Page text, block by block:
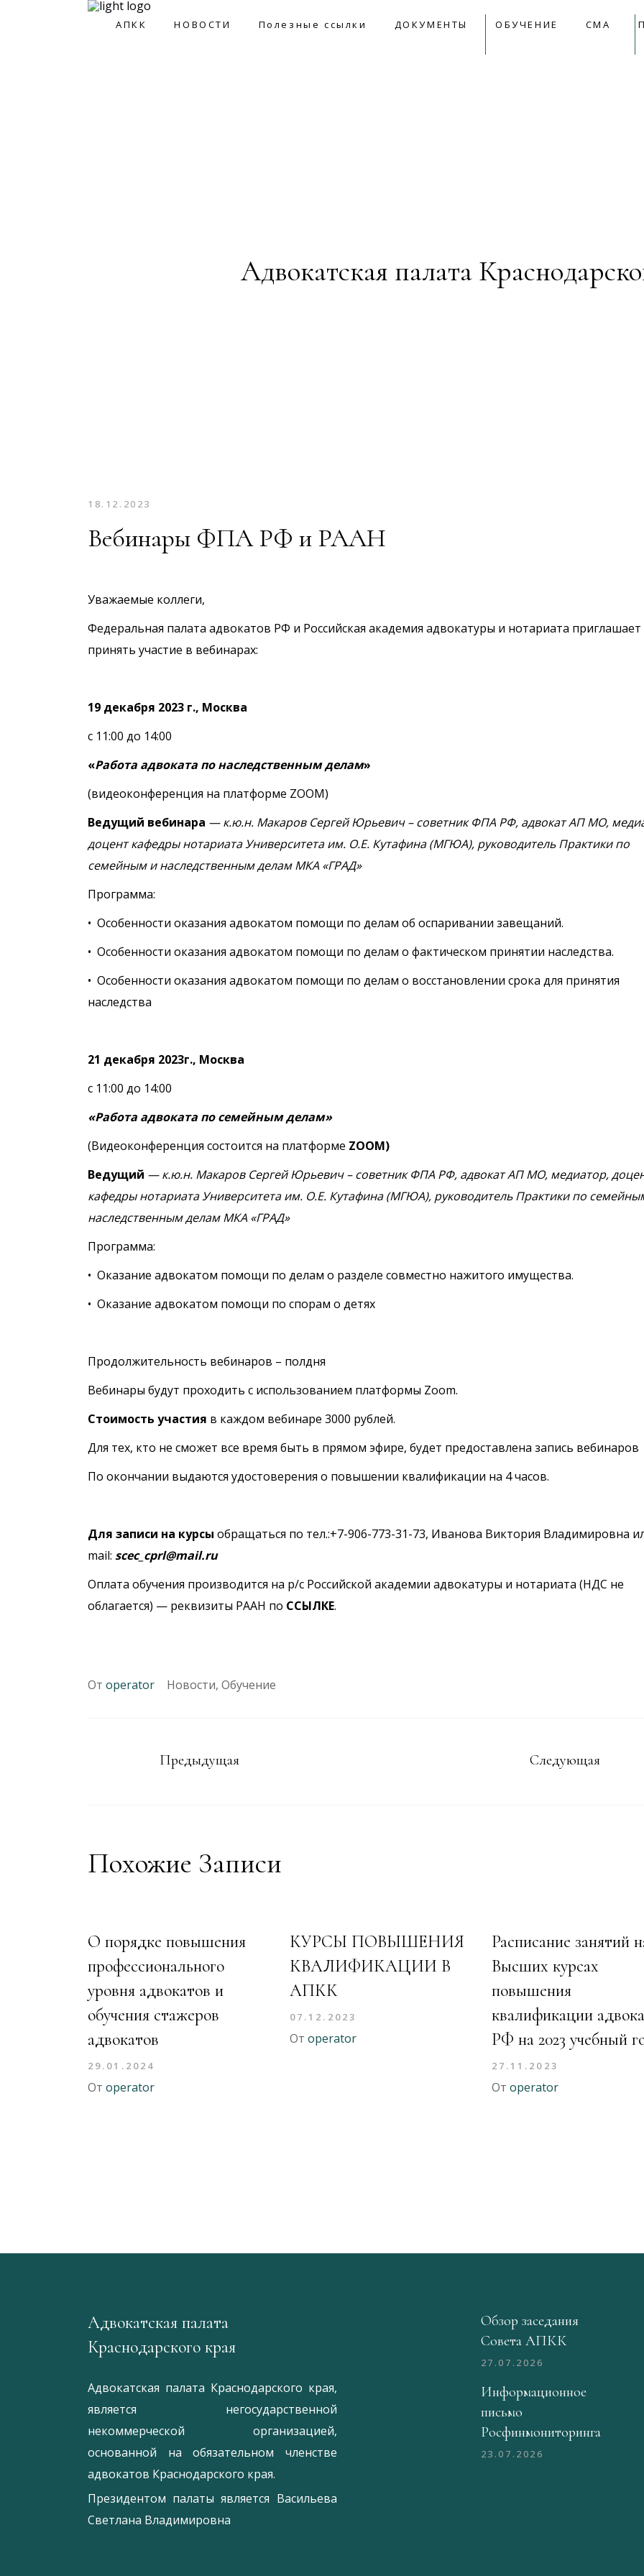
09:00 - 18:00 mail@apkk.ru
АПКК НОВОСТИ Полезные ссылки ДОКУМЕНТЫ ОБУЧЕНИЕ СМА
Адвокатская палата
18.12.2023
Вебинары ФПА РФ и РААН
Уважаемые коллеги,
Федеральная палата адвокатов РФ и Российская академия адвокатуры и нотариата приглашает
принять участие в вебинарах:
19 декабря 2023 г., Москва
с 11:00 до 14:00
«Работа адвоката по наследственным делам»
(видеоконференция на платформе ZOOM)
Ведущий вебинара — к.ю.н. Макаров Сергей Юрьевич – советник ФПА РФ, адвокат АП МО,
доцент кафедры нотариата Университета им. О.Е. Кутафина (МГЮА), руководитель Практики по
семейным и наследственным делам МКА «ГРАД»
Программа:
• Особенности оказания адвокатом помощи по делам об оспаривании завещаний.
• Особенности оказания адвокатом помощи по делам о фактическом принятии наследства.
• Особенности оказания адвокатом помощи по делам о восстановлении срока для принятия
наследства
21 декабря 2023г., Москва
с 11:00 до 14:00
«Работа адвоката по семейным делам»
(Видеоконференция состоится на платформе ZOOM)
Ведущий — к.ю.н. Макаров Сергей Юрьевич – советник ФПА РФ, адвокат АП МО, медиатор,
кафедры нотариата Университета им. О.Е. Кутафина (МГЮА), руководитель Практики по
наследственным делам МКА «ГРАД»
Программа:
• Оказание адвокатом помощи по делам о разделе совместно нажитого имущества.
• Оказание адвокатом помощи по спорам о детях
Продолжительность вебинаров – полдня
Вебинары будут проходить с использованием платформы Zoom.
Стоимость участия в каждом вебинаре 3000 рублей.
Для тех, кто не сможет все время быть в прямом эфире, будет предоставлена запись вебинаров
По окончании выдаются удостоверения о повышении квалификации на 4 часов.
Для записи на курсы обращаться по тел.:+7-906-773-31-73, Иванова Виктория Владимировна
mail: scec_cprl@mail.ru
Оплата обучения производится на р/с Российской академии адвокатуры и нотариата (НДС не
облагается) — реквизиты РААН по ССЫЛКЕ.
От operator Новости, Обучение
Предыдущая Следующая
Похожие Записи
О порядке повышения
профессионального
уровня адвокатов и
обучения стажеров
адвокатов
29.01.2024
От operator
КУРСЫ ПОВЫШЕНИЯ
КВАЛИФИКАЦИИ В
АПКК
07.12.2023
От operator
Расписание занятий
Высших курсах
повышения
квалификации
РФ на 2023 учебный
27.11.2023
От operator
Адвокатская палата
Краснодарского края
Адвокатская палата Краснодарского края,
является негосударственной
некоммерческой организацией,
основанной на обязательном членстве
адвокатов Краснодарского края.
Президентом палаты является Ваcильева
Светлана Владимировна
Обзор заседания
Совета АПКК
27.07.2026
Информационное
письмо
Росфинмониторинга
23.07.2026